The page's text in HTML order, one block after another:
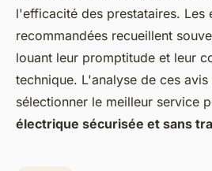
l'efficacité des prestataires. Les
recommandées recueillent
louant leur promptitude et leur
technique. L'analyse de ces
sélectionner le meilleur service
électrique sécurisée et sans